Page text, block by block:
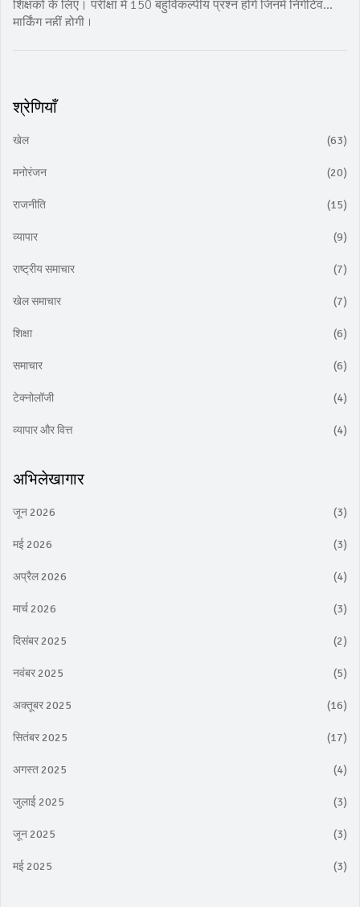
शिक्षकों के लिए। परीक्षा में 150 बहुविकल्पीय प्रश्न होंगे जिनमें निगेटिव
मार्किंग नहीं होगी।
श्रेणियाँ
खेल (63)
मनोरंजन (20)
राजनीति (15)
व्यापार (9)
राष्ट्रीय समाचार (7)
खेल समाचार (7)
शिक्षा (6)
समाचार (6)
टेक्नोलॉजी (4)
व्यापार और वित्त (4)
अभिलेखागार
जून 2026 (3)
मई 2026 (3)
अप्रैल 2026 (4)
मार्च 2026 (3)
दिसंबर 2025 (2)
नवंबर 2025 (5)
अक्तूबर 2025 (16)
सितंबर 2025 (17)
अगस्त 2025 (4)
जुलाई 2025 (3)
जून 2025 (3)
मई 2025 (3)